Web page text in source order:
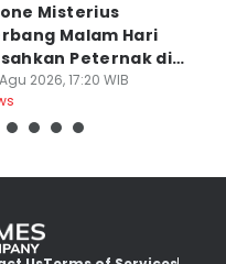
Misterius
Malam Hari
Peternak di
Tabanan
2026, 17:20 WIB